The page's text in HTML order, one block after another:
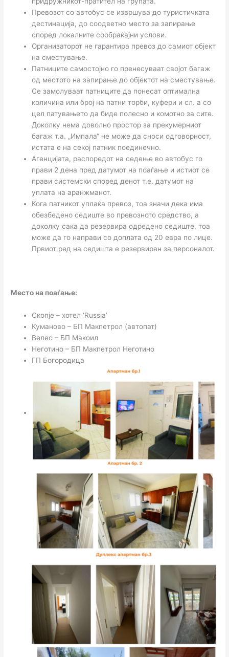
Превозот со автобус се извршува до туристичката
дестинација, до соодветно место за запирање
според локалните сообраќајни услови.
Организаторот не гарантира превоз до самиот објект
на сместување.
Патниците самостојно го пренесуваат својот багаж
од местото на запирање до објектот на сместување.
Се замолуваат патниците да понесат оптимална
количина или број на патни торби, куфери и сл. а со
цел патувањето да биде полесно и комотно за сите.
Доколку нема доволно простор за прекумерниот
багаж т.а. „Импала“ не може да сноси одговорност,
истата е на секој патник поединечно.
Агенцијата, распоредот на седење во автобус го
прави 2 дена пред датумот на поаѓање и истиот се
прави системски според денот т.е. датумот на
уплата на аранжманот.
Кога патникот уплаќа превоз, тоа значи дека има
обезбедено седиште во превозното средство, а
доколку сака да резервира одредено седиште, тоа
може да го направи со доплата од 20 евра по лице.
Првиот ред на седишта е резервиран за персоналот.
Место на поаѓање:
Скопје – хотел ‘Russia’
Куманово – БП Макпетрол (автопат)
Велес – БП Макоил
Неготино – БП Макпетрол Неготино
ГП Богородица